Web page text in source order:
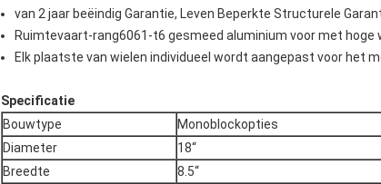
van 2 jaar beëindig Garantie, Leven Beperkte Structurele
Ruimtevaart-rang6061-t6 gesmeed aluminium voor met
Elk plaatste van wielen individueel wordt aangepast voor het
Specificatie
Bouwtype
Monoblockopties
Diameter
18“
Breedte
8.5“